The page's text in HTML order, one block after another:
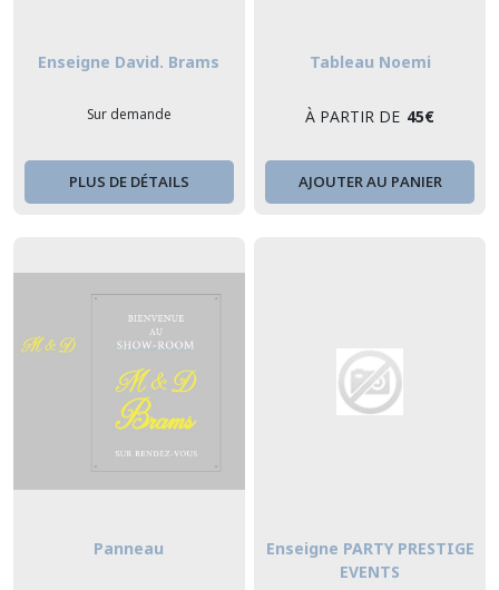
Enseigne David. Brams
Sur demande
PLUS DE DÉTAILS
Tableau Noemi
À PARTIR DE 45€
AJOUTER AU PANIER
Panneau
Enseigne PARTY PRESTIGE
EVENTS